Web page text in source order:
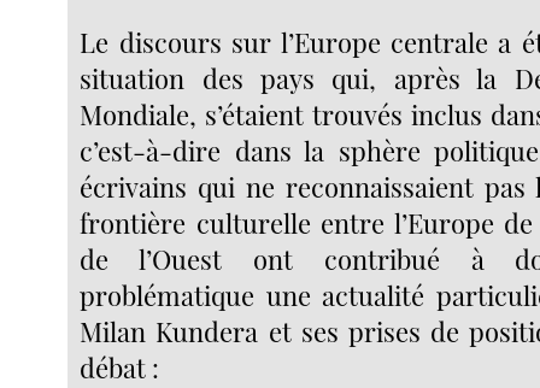
Le discours sur l’Europe centrale a
situation des pays qui, après la
Mondiale, s’étaient trouvés inclus
c’est-à-dire dans la sphère
écrivains qui ne reconnaissaient pas
frontière culturelle entre l’Europe de
de l’Ouest ont contribué à
problématique une actualité
Milan Kundera et ses prises de
débat :